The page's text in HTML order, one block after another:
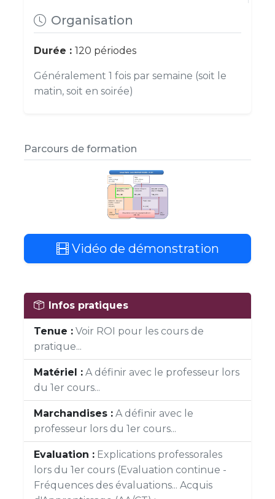
Organisation
Durée : 120 périodes
Généralement 1 fois par semaine (soit le
matin, soit en soirée)
Parcours de formation
Vidéo de démonstration
Infos pratiques
Tenue : Voir ROI pour les cours de
pratique...
Matériel : A définir avec le professeur lors
du 1er cours...
Marchandises : A définir avec le
professeur lors du 1er cours...
Evaluation : Explications professorales
lors du 1er cours (Evaluation continue -
Fréquences des évaluations... Acquis